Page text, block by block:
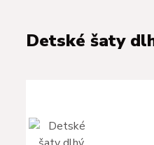
Detské šaty